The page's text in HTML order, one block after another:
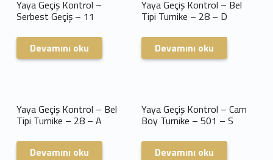
Yaya Geçiş Kontrol –
Serbest Geçiş – 11
Devamını oku
Yaya Geçiş Kontrol – Bel
Tipi Turnike – 28 – D
Devamını oku
Yaya Geçiş Kontrol – Bel
Tipi Turnike – 28 – A
Devamını oku
Yaya Geçiş Kontrol – Cam
Boy Turnike – 501 – S
Devamını oku